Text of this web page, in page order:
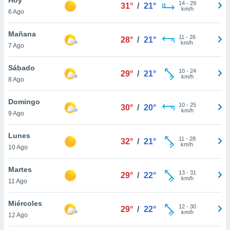
en
más
nuestra
de
cookies
aceptar
6 Ago
31° / 21° 14- 29
km/h
Mañana
7 Ago
28° / 21° 11 - 26
km/h
Sábado
8 Ago
29° / 21° 10- 24
km/h
Domingo
9 Ago
30° / 20° 10- 25
km/h
Lunes
10 Ago
32° / 21° 11 - 28
km/h
Martes
11 Ago
29° / 22° 13- 31
km/h
Miércoles
12 Ago
29° / 22° 12- 30
km/h